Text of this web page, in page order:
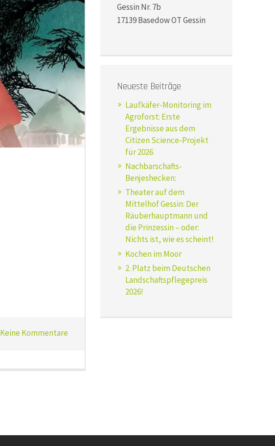
Keine Kommentare
Gessin Nr. 7b
17139 Basedow OT Gessin
Neueste Beiträge
Laufkäfer-Monitoring im
Agroforst: Erste
Ergebnisse aus dem
Citizen Science-Projekt
für 2026
Nachbarschafts-
Benjeshecken:
Theater auf dem
Mittelhof Gessin: Der
Räuberhauptmann und
die Prinzessin – oder:
Nichts ist, wie es scheint!
Kochen im Moor
2. Platz beim Deutschen
Landschaftspflegepreis
2026!